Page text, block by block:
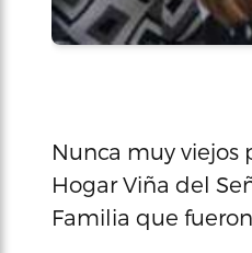
Nunca muy viejos
Hogar Viña del
Familia que